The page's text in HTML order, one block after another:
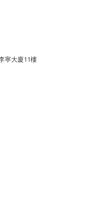
寧大廈11樓